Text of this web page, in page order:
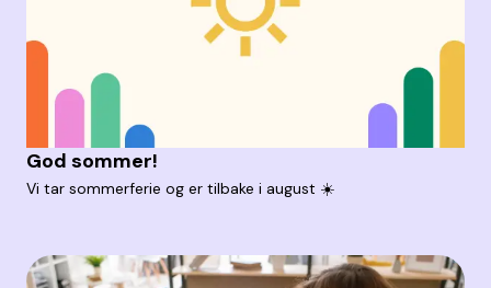
God sommer!
Vi tar sommerferie og er tilbake i august ☀️